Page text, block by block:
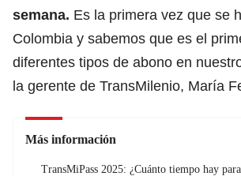
semana. Es la primera vez que se
Colombia y sabemos que es el
diferentes tipos de abono en
la gerente de TransMilenio, María
Más información
TransMiPass 2025: ¿Cuánto tiempo hay